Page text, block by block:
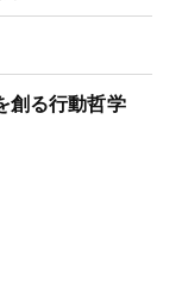
創る行動哲学